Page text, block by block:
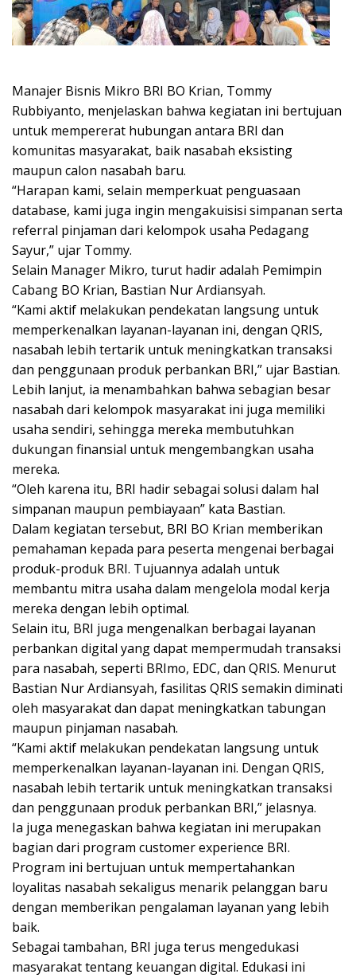
Manajer Bisnis Mikro BRI BO Krian, Tommy
Rubbiyanto, menjelaskan bahwa kegiatan ini bertujuan
untuk mempererat hubungan antara BRI dan
komunitas masyarakat, baik nasabah eksisting
maupun calon nasabah baru.
“Harapan kami, selain memperkuat penguasaan
database, kami juga ingin mengakuisisi simpanan serta
referral pinjaman dari kelompok usaha Pedagang
Sayur,” ujar Tommy.
Selain Manager Mikro, turut hadir adalah Pemimpin
Cabang BO Krian, Bastian Nur Ardiansyah.
“Kami aktif melakukan pendekatan langsung untuk
memperkenalkan layanan-layanan ini, dengan QRIS,
nasabah lebih tertarik untuk meningkatkan transaksi
dan penggunaan produk perbankan BRI,” ujar Bastian.
Lebih lanjut, ia menambahkan bahwa sebagian besar
nasabah dari kelompok masyarakat ini juga memiliki
usaha sendiri, sehingga mereka membutuhkan
dukungan finansial untuk mengembangkan usaha
mereka.
“Oleh karena itu, BRI hadir sebagai solusi dalam hal
simpanan maupun pembiayaan” kata Bastian.
Dalam kegiatan tersebut, BRI BO Krian memberikan
pemahaman kepada para peserta mengenai berbagai
produk-produk BRI. Tujuannya adalah untuk
membantu mitra usaha dalam mengelola modal kerja
mereka dengan lebih optimal.
Selain itu, BRI juga mengenalkan berbagai layanan
perbankan digital yang dapat mempermudah transaksi
para nasabah, seperti BRImo, EDC, dan QRIS. Menurut
Bastian Nur Ardiansyah, fasilitas QRIS semakin diminati
oleh masyarakat dan dapat meningkatkan tabungan
maupun pinjaman nasabah.
“Kami aktif melakukan pendekatan langsung untuk
memperkenalkan layanan-layanan ini. Dengan QRIS,
nasabah lebih tertarik untuk meningkatkan transaksi
dan penggunaan produk perbankan BRI,” jelasnya.
Ia juga menegaskan bahwa kegiatan ini merupakan
bagian dari program customer experience BRI.
Program ini bertujuan untuk mempertahankan
loyalitas nasabah sekaligus menarik pelanggan baru
dengan memberikan pengalaman layanan yang lebih
baik.
Sebagai tambahan, BRI juga terus mengedukasi
masyarakat tentang keuangan digital. Edukasi ini